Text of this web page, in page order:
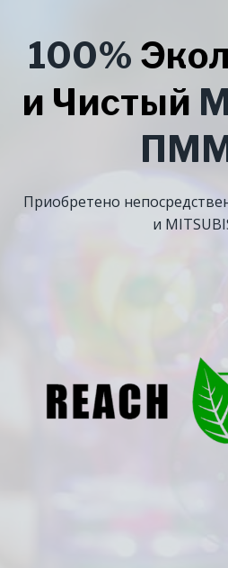
100%
и Чистый
Приобретено
и